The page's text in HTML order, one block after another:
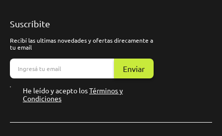
Suscríbite
Recibí las ultimas novedades y ofertas direcamente a
tu email
Enviar
He leído y acepto losTérminos y
Condiciones